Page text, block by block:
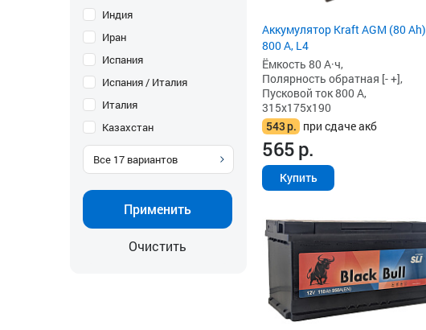
Индия
Иран
Испания
Испания / Италия
Италия
Казахстан
Все 17 вариантов
Применить
Очистить
Аккумулятор Kraft AGM (80 Ah)
800 А, L4
Ёмкость 80 А·ч,
Полярность обратная [- +],
Пусковой ток 800 А,
315x175x190
543р. при сдаче акб
565р.
Купить